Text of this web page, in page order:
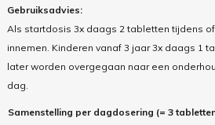
Gebruiksadvies:
Als startdosis 3x daags 2 tabletten tijdens
innemen. Kinderen vanaf 3 jaar 3x daags 1
later worden overgegaan naar een
dag.
Samenstelling per dagdosering (= 3